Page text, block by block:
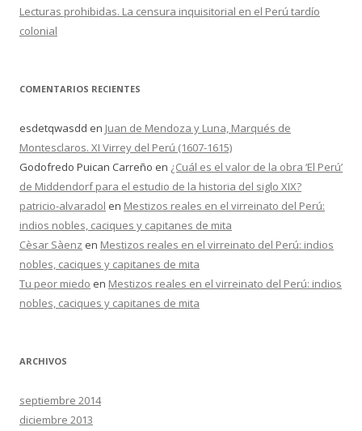
Lecturas prohibidas. La censura inquisitorial en el Perú tardío
colonial
COMENTARIOS RECIENTES
esdetqwasdd en Juan de Mendoza y Luna, Marqués de
Montesclaros. XI Virrey del Perú (1607-1615)
Godofredo Puican Carreño en ¿Cuál es el valor de la obra ‘El Perú’
de Middendorf para el estudio de la historia del siglo XIX?
patricio-alvaradol en Mestizos reales en el virreinato del Perú:
indios nobles, caciques y capitanes de mita
Cèsar Sàenz en Mestizos reales en el virreinato del Perú: indios
nobles, caciques y capitanes de mita
Tu peor miedo en Mestizos reales en el virreinato del Perú: indios
nobles, caciques y capitanes de mita
ARCHIVOS
septiembre 2014
diciembre 2013